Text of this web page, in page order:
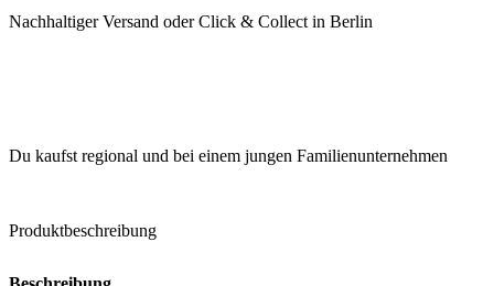
Nachhaltiger Versand oder Click & Collect in Berlin
Du kaufst regional und bei einem jungen Familienunternehmen
Produktbeschreibung